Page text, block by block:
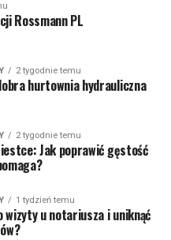
Rossmann PL
2 tygodnie temu
hurtownia hydrauliczna
2 tygodnie temu
Jak poprawić gęstość
1 tydzień temu
wizyty u notariusza i uniknąć